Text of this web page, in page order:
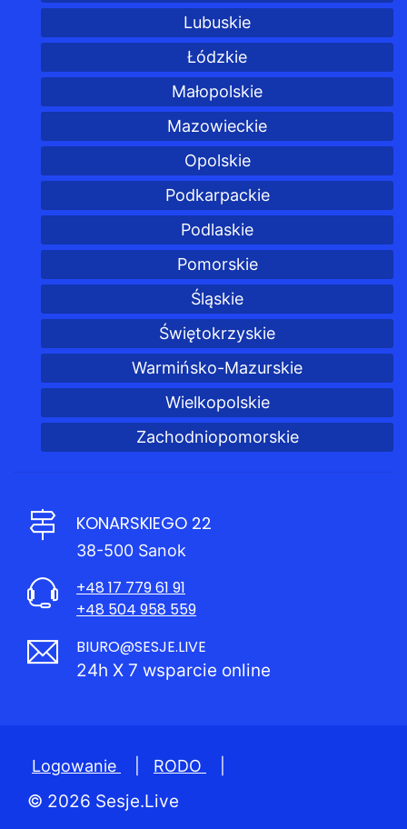
Lubuskie
Łódzkie
Małopolskie
Mazowieckie
Opolskie
Podkarpackie
Podlaskie
Pomorskie
Śląskie
Świętokrzyskie
Warmińsko-Mazurskie
Wielkopolskie
Zachodniopomorskie
KONARSKIEGO 22
38-500 Sanok
+48 17 779 61 91
+48 504 958 559
BIURO@SESJE.LIVE
24h X 7 wsparcie online
Logowanie RODO
© 2026 Sesje.Live